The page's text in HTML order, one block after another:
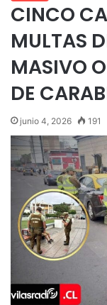
CINCO
MULTAS
MASIVO
DE
junio 4, 2026 191